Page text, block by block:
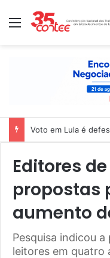
Menu
Voto em Lula é
Editores
propostas
aumento
Pesquisa indicou
leitores em quatro